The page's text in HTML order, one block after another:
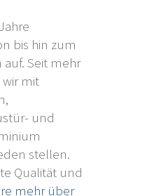
bis hin zum
Seit mehr
mit
und
stellen.
Qualität und
mehrüber